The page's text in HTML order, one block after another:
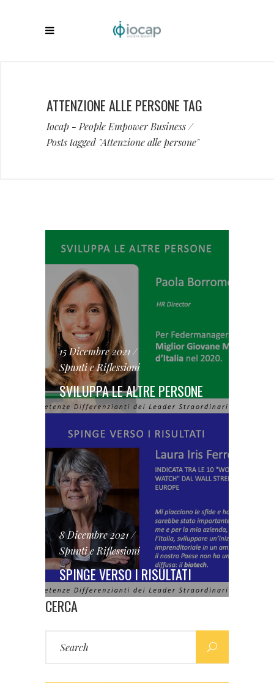
ATTENZIONE ALLE PERSONE TAG
Iocap - People Empower Business/
Posts tagged "Attenzione alle persone"
15 Dicembre 2021
Spunti e Riflessioni
SVILUPPA LE ALTRE PERSONE
8 Dicembre 2021
Spunti e Riflessioni
SPINGE VERSO I RISULTATI
CERCA
for: